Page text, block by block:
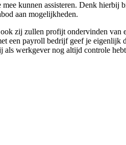
kunnen assisteren. Denk
aan mogelijkheden.
zij zullen profijt ondervinden
een payroll bedrijf geef je
werkgever nog altijd controle